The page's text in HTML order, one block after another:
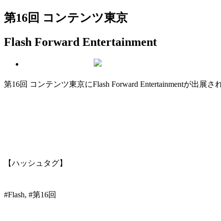
第16回 コンテンツ東京
Flash Forward Entertainment
第16回 コンテンツ東京にFlash Forward Entertainmentが出展さ
【ハッシュタグ】
#Flash, #第16回